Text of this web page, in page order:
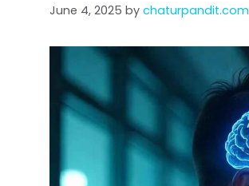
June 4, 2025 by chaturpandit.com